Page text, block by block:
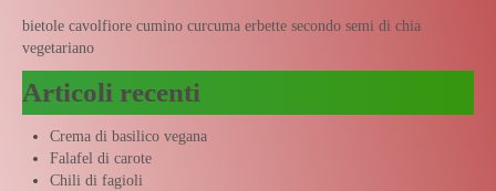
bietole cavolfiore cumino curcuma erbette secondo semi di chia
vegetariano
Articoli recenti
Crema di basilico vegana
Falafel di carote
Chili di fagioli